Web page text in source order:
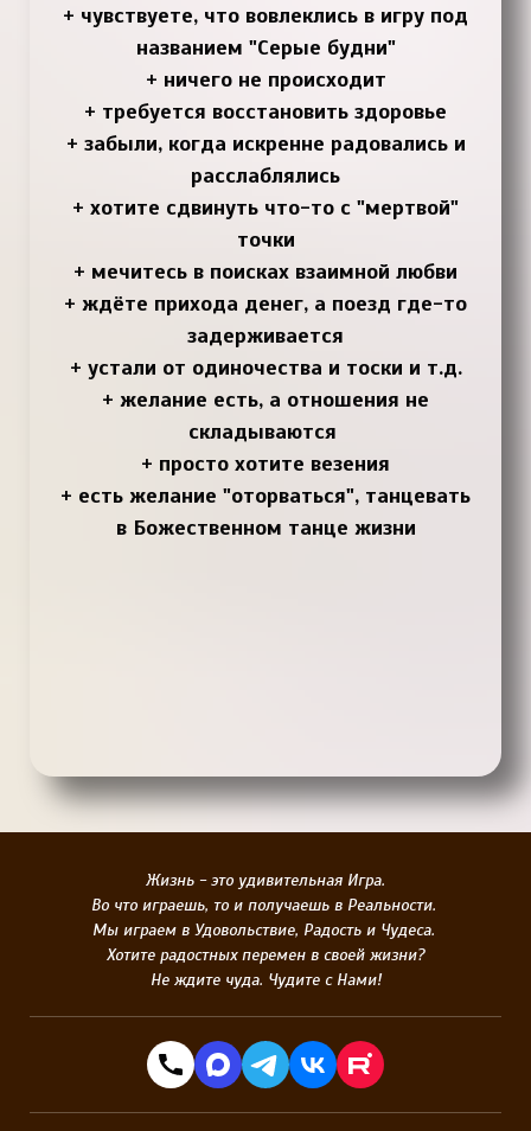
+ чувствуете, что вовлеклись в игру под
названием "Серые будни"
+ ничего не происходит
+ требуется восстановить здоровье
+ забыли, когда искренне радовались и
расслаблялись
+ хотите сдвинуть что-то с "мертвой"
точки
+ мечитесь в поисках взаимной любви
+ ждёте прихода денег, а поезд где-то
задерживается
+ устали от одиночества и тоски и т.д.
+ желание есть, а отношения не
складываются
+ просто хотите везения
+ есть желание "оторваться", танцевать
в Божественном танце жизни
Жизнь - это удивительная Игра.
Во что играешь, то и получаешь в Реальности.
Мы играем в Удовольствие, Радость и Чудеса.
Хотите радостных перемен в своей жизни?
Не ждите чуда. Чудите с Нами!